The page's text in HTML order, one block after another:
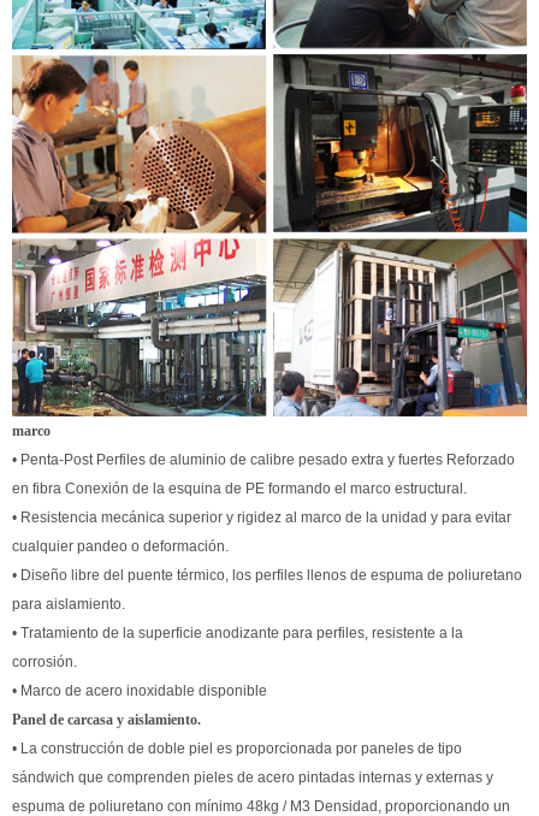
marco
• Penta-Post Perfiles de aluminio de calibre pesado extra y fuertes Reforzado
en fibra Conexión de la esquina de PE formando el marco estructural.
• Resistencia mecánica superior y rigidez al marco de la unidad y para evitar
cualquier pandeo o deformación.
• Diseño libre del puente térmico, los perfiles llenos de espuma de poliuretano
para aislamiento.
• Tratamiento de la superficie anodizante para perfiles, resistente a la
corrosión.
• Marco de acero inoxidable disponible
Panel de carcasa y aislamiento.
• La construcción de doble piel es proporcionada por paneles de tipo
sándwich que comprenden pieles de acero pintadas internas y externas y
espuma de poliuretano con mínimo 48kg / M3 Densidad, proporcionando un